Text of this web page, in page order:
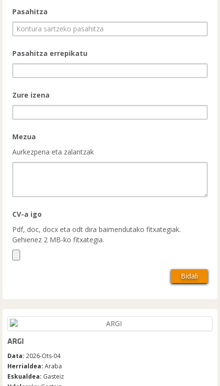
Pasahitza
Pasahitza errepikatu
Zure izena
Mezua
Aurkezpena eta zalantzak
CV-a igo
Pdf, doc, docx eta odt dira baimendutako fitxategiak.
Gehienez 2 MB-ko fitxategia.
ARGI
Data: 2026-Ots-04
Herrialdea: Araba
Eskualdea: Gasteiz